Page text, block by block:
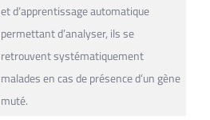
et d’apprentissage automatique
permettant d’analyser, ils se
retrouvent systématiquement
malades en cas de présence d’un gène
muté.